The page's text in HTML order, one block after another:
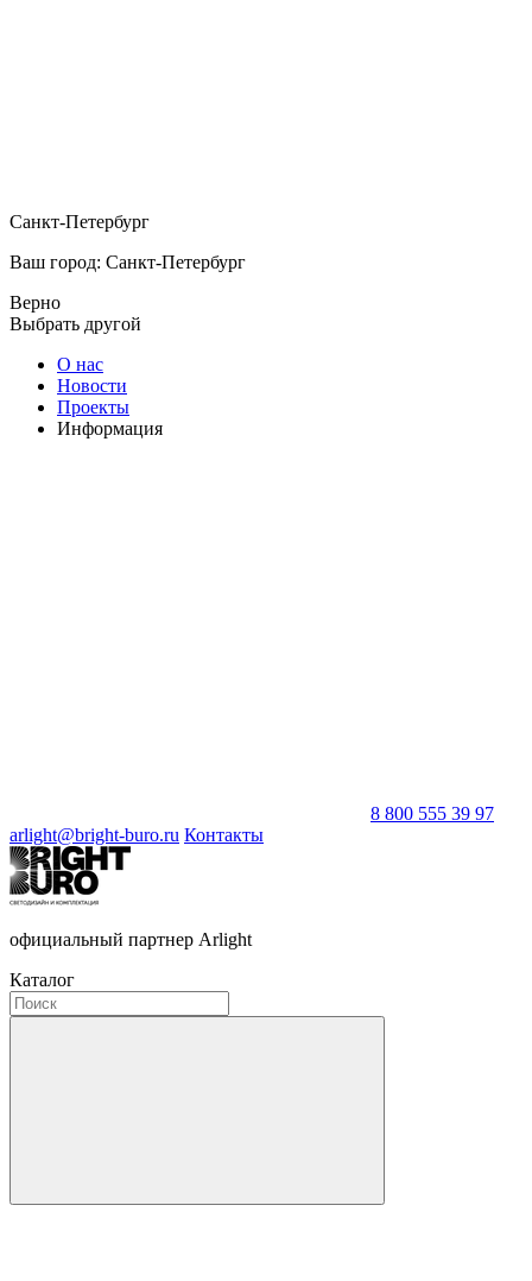
Санкт-Петербург
Ваш город: Санкт-Петербург
Верно
Выбрать другой
О нас
Новости
Проекты
Информация
8 800 555 39 97
arlight@bright-buro.ru Контакты
официальный партнер Arlight
Каталог